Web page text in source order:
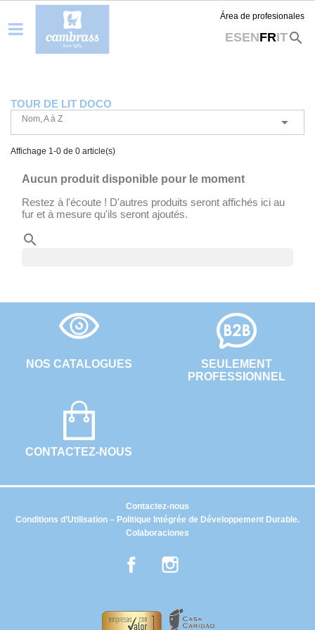
Área de profesionales
ESENFRITsearch
TOUR DE LIT DOCO
Nom, A à Z 
Affichage 1-0 de 0 article(s)
Aucun produit disponible pour le moment
Restez à l'écoute ! D'autres produits seront affichés ici au
fur et à mesure qu'ils seront ajoutés.
search
NOS CATALOGUES
CONTACTEZ-NOUS
SEULEMENT
PROFESSIONNEL
Conditions d’Utilisation – Politique Intégrée de Développement Durable.
Colaboraciones
Contactez-nous
Facebook